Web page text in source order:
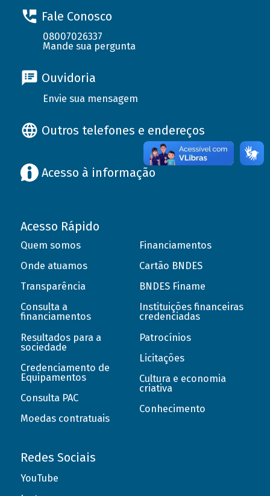
Fale Conosco
08007026337
Mande sua pergunta
Ouvidoria
Envie sua mensagem
Outros telefones e endereços
Acesso à informação
Acesso Rápido
Quem somos
Onde atuamos
Transparência
Consulta a
financiamentos
Resultados para a
sociedade
Credenciamento de
Equipamentos
Consulta PAC
Moedas contratuais
Financiamentos
Cartão BNDES
BNDES Finame
Instituições financeiras
credenciadas
Patrocínios
Licitações
Cultura e economia
criativa
Conhecimento
Redes Sociais
YouTube